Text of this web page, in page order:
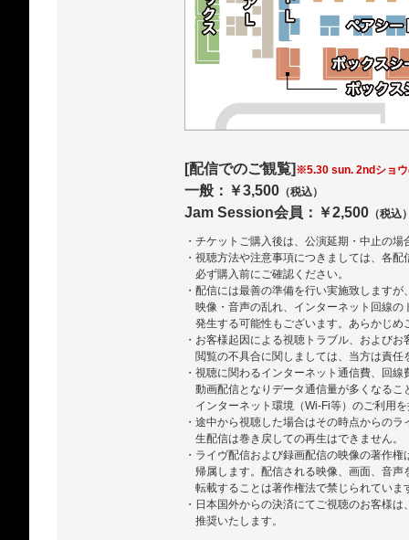
[配信でのご観覧] ※5.30 sun. 2ndショ
一般：￥3,500 （税込）
Jam Session会員：￥2,500 （税込
・チケットご購入後は、公演延期・中止の
・視聴方法や注意事項につきましては、各
必ず購入前にご確認ください。
・配信には最善の準備を行い実施致します
映像・音声の乱れ、インターネット回線
発生する可能性もございます。あらかじめ
・お客様起因による視聴トラブル、および
閲覧の不具合に関しましては、当方は責任
・視聴に関わるインターネット通信費、回
動画配信となりデータ通信量が多くなるこ
インターネット環境（Wi-Fi等）のご利用
・途中から視聴した場合はその時点からのラ
生配信は巻き戻しての再生はできません。
・ライヴ配信および録画配信の映像の著作
帰属します。配信される映像、画面、音
転載することは著作権法で禁じられていま
・日本国外からの決済にてご視聴のお客様は
推奨いたします。